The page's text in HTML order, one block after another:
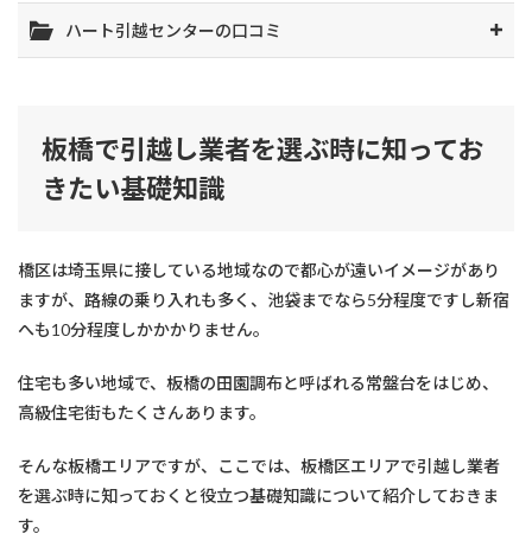
ハート引越センターの口コミ
板橋で引越し業者を選ぶ時に知ってお
きたい基礎知識
橋区は埼玉県に接している地域なので都心が遠いイメージがあり
ますが、路線の乗り入れも多く、池袋までなら5分程度ですし新宿
へも10分程度しかかかりません。
住宅も多い地域で、板橋の田園調布と呼ばれる常盤台をはじめ、
高級住宅街もたくさんあります。
そんな板橋エリアですが、ここでは、板橋区エリアで引越し業者
を選ぶ時に知っておくと役立つ基礎知識について紹介しておきま
す。